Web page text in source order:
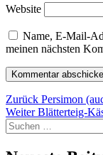
Website
Name, E-Mail-
meinen nächsten
Zurück Vorheriger
Beitrag:
Persimon
Weiter Nächster
Beitrag:
Blätterteig-
Suchen
nach: